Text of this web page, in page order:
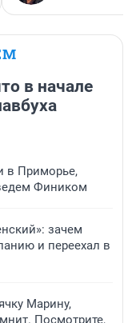
в начале
в Приморье,
Фиником
зачем
и переехал в
Марину,
Посмотрите,